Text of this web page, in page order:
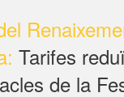
Tarifes
de la